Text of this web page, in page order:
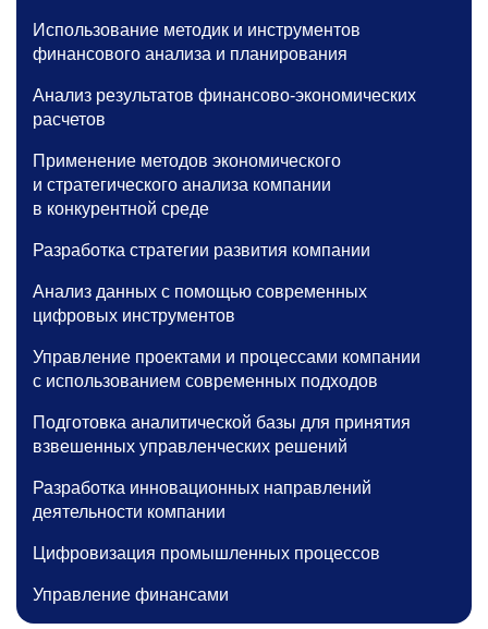
Использование методик и инструментов
финансового анализа и планирования
Анализ результатов финансово-экономических
расчетов
Применение методов экономического
и стратегического анализа компании
в конкурентной среде
Разработка стратегии развития компании
Анализ данных с помощью современных
цифровых инструментов
Управление проектами и процессами компании
с использованием современных подходов
Подготовка аналитической базы для принятия
взвешенных управленческих решений
Разработка инновационных направлений
деятельности компании
Цифровизация промышленных процессов
Управление финансами